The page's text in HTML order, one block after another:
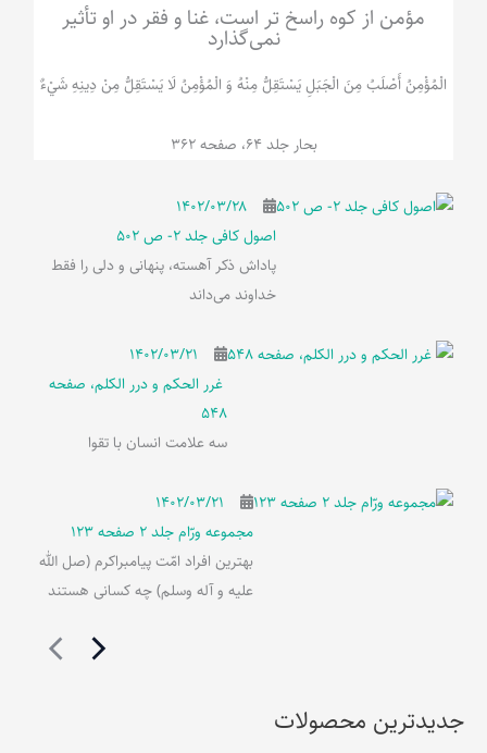
مؤمن از کوه راسخ تر است، غنا و فقر در او تأثیر
نمی‌گذارد
الْمُؤْمِنُ‌ أَصْلَبُ‌ مِنَ‌ الْجَبَلِ‌ یَسْتَقِلُّ مِنْهُ وَ الْمُؤْمِنُ لَا يَسْتَقِلُّ مِنْ دِينِهِ شَيْ‌ءٌ
بحار جلد 64، صفحه 362
۱۴۰۲/۰۳/۲۸
اصول کافی جلد 2- ص 502
پاداش ذکر آهسته، پنهانی و دلی را فقط
خداوند می‌داند
۱۴۰۲/۰۳/۲۱
غرر الحکم و درر الکلم، صفحه
548
سه علامت انسان با تقوا
۱۴۰۲/۰۳/۲۱
مجموعه ورّام جلد 2 صفحه 123
بهترین افراد امّت پیامبراکرم (صل الله
علیه و آله وسلم) چه کسانی هستند
جدیدترین محصولات